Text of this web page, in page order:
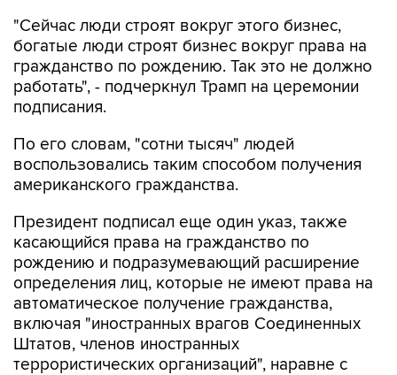
"Сейчас люди строят вокруг этого бизнес,
богатые люди строят бизнес вокруг права на
гражданство по рождению. Так это не должно
работать", - подчеркнул Трамп на церемонии
подписания.
По его словам, "сотни тысяч" людей
воспользовались таким способом получения
американского гражданства.
Президент подписал еще один указ, также
касающийся права на гражданство по
рождению и подразумевающий расширение
определения лиц, которые не имеют права на
автоматическое получение гражданства,
включая "иностранных врагов Соединенных
Штатов, членов иностранных
террористических организаций", наравне с